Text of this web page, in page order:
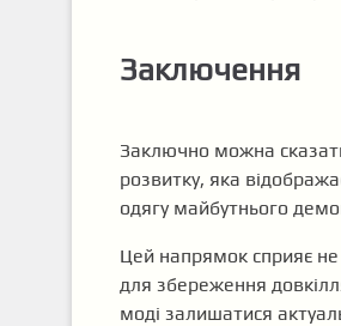
Заключення
Заключно можна
розвитку, яка
одягу майбутнього
Цей напрямок сприяє не
для збереження
моді залишатися